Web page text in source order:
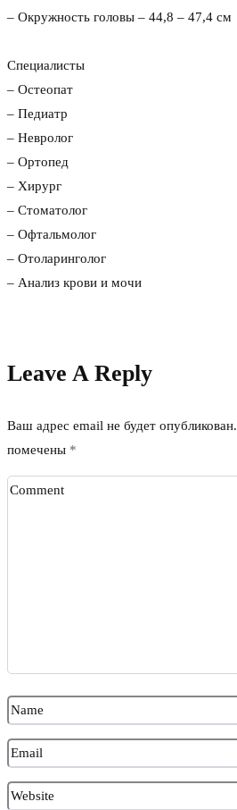
– Окружность головы – 44,8 – 47,4 см
Специалисты
– Остеопат
– Педиатр
– Невролог
– Ортопед
– Хирург
– Стоматолог
– Офтальмолог
– Отоларинголог
– Анализ крови и мочи
Leave A Reply
Ваш адрес email не будет опубликован.
помечены *